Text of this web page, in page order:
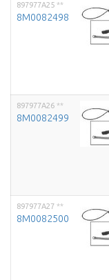
897977A25 **
8M0082498
897977A26 **
8M0082499
897977A27 **
8M0082500